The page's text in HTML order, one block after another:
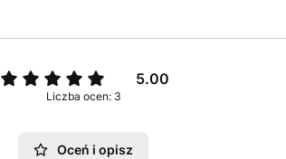
5.00
Liczba ocen: 3
Oceń i opisz